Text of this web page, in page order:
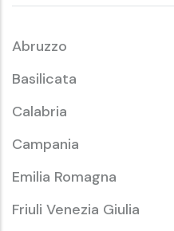
Abruzzo
Basilicata
Calabria
Campania
Emilia Romagna
Friuli Venezia Giulia